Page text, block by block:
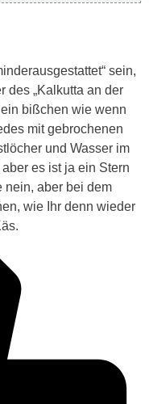
sein,
des „Kalkutta an der
bißchen wie wenn
mit gebrochenen
und Wasser im
es ist ja ein Stern
nein, aber bei dem
wie Ihr denn wieder